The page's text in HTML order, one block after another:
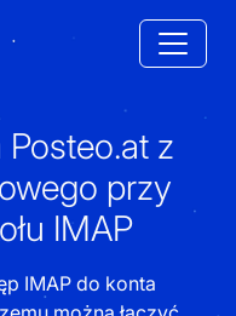
z
przy
IMAP
IMAP do konta